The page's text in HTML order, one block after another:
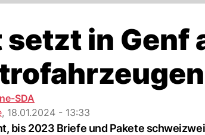
setzt in Genf
SDA
, 18.01.2024 - 13:33
bis 2023 Briefe und Pakete